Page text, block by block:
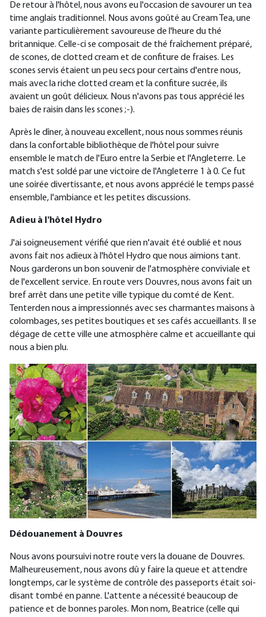
De retour à l'hôtel, nous avons eu l'occasion de savourer un tea
time anglais traditionnel. Nous avons goûté au Cream Tea, une
variante particulièrement savoureuse de l'heure du thé
britannique. Celle-ci se composait de thé fraîchement préparé,
de scones, de clotted cream et de confiture de fraises. Les
scones servis étaient un peu secs pour certains d'entre nous,
mais avec la riche clotted cream et la confiture sucrée, ils
avaient un goût délicieux. Nous n'avons pas tous apprécié les
baies de raisin dans les scones ;-).
Après le dîner, à nouveau excellent, nous nous sommes réunis
dans la confortable bibliothèque de l'hôtel pour suivre
ensemble le match de l'Euro entre la Serbie et l'Angleterre. Le
match s'est soldé par une victoire de l'Angleterre 1 à 0. Ce fut
une soirée divertissante, et nous avons apprécié le temps passé
ensemble, l'ambiance et les petites discussions.
Adieu à l'hôtel Hydro
J'ai soigneusement vérifié que rien n'avait été oublié et nous
avons fait nos adieux à l'hôtel Hydro que nous aimions tant.
Nous garderons un bon souvenir de l'atmosphère conviviale et
de l'excellent service. En route vers Douvres, nous avons fait un
bref arrêt dans une petite ville typique du comté de Kent.
Tenterden nous a impressionnés avec ses charmantes maisons à
colombages, ses petites boutiques et ses cafés accueillants. Il se
dégage de cette ville une atmosphère calme et accueillante qui
nous a bien plu.
Dédouanement à Douvres
Nous avons poursuivi notre route vers la douane de Douvres.
Malheureusement, nous avons dû y faire la queue et attendre
longtemps, car le système de contrôle des passeports était soi-
disant tombé en panne. L'attente a nécessité beaucoup de
patience et de bonnes paroles. Mon nom, Beatrice (celle qui